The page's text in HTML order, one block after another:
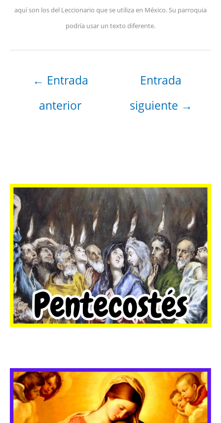
aquí son los del Leccionario que se utiliza en México. Su parroquia
podría usar un texto diferente.
← Entrada
anterior
Entrada
siguiente →